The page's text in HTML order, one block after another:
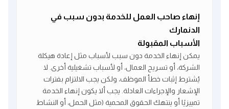
إنهاء صاحب العمل للخدمة بدون سبب في
الدنمارك
الأسباب المقبولة
يمكن إنهاء الخدمة دون سبب لأسباب مثل إعادة هيكلة
الشركة، أو تسريح العمال، أو لأسباب تشغيلية أخرى. لا
يُشترط إثبات خطأ الموظف، ولكن يجب الالتزام بفترات
الإشعار والإجراءات العادلة. يجب ألا يكون إنهاء الخدمة
تمييزيًا أو ينتهك الحقوق المحمية (مثل الحمل، أو النشاط